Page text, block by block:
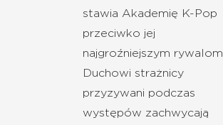
stawia Akademię K-Pop
przeciwko jej
najgroźniejszym rywalom.
Duchowi strażnicy
przyzywani podczas
występów zachwycają